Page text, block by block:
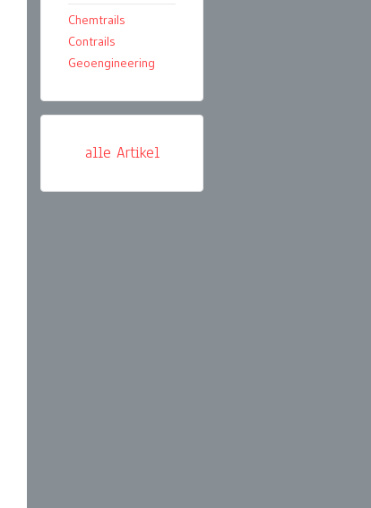
Chemtrails
Contrails
Geoengineering
alle Artikel